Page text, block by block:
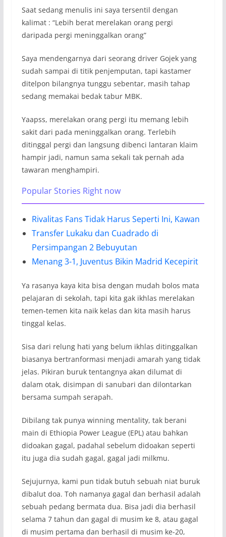
Saat sedang menulis ini saya tersentil dengan
kalimat : “Lebih berat merelakan orang pergi
daripada pergi meninggalkan orang”
Saya mendengarnya dari seorang driver Gojek yang
sudah sampai di titik penjemputan, tapi kastamer
ditelpon bilangnya tunggu sebentar, masih tahap
sedang memakai bedak tabur MBK.
Yaapss, merelakan orang pergi itu memang lebih
sakit dari pada meninggalkan orang. Terlebih
ditinggal pergi dan langsung dibenci lantaran klaim
hampir jadi, namun sama sekali tak pernah ada
tawaran menghampiri.
Popular Stories Right now
Rivalitas Fans Tidak Harus Seperti Ini, Kawan
Transfer Lukaku dan Cuadrado di
Persimpangan 2 Bebuyutan
Menang 3-1, Juventus Bikin Madrid Kecepirit
Ya rasanya kaya kita bisa dengan mudah bolos mata
pelajaran di sekolah, tapi kita gak ikhlas merelakan
temen-temen kita naik kelas dan kita masih harus
tinggal kelas.
Sisa dari relung hati yang belum ikhlas ditinggalkan
biasanya bertranformasi menjadi amarah yang tidak
jelas. Pikiran buruk tentangnya akan dilumat di
dalam otak, disimpan di sanubari dan dilontarkan
bersama sumpah serapah.
Dibilang tak punya winning mentality, tak berani
main di Ethiopia Power League (EPL) atau bahkan
didoakan gagal, padahal sebelum didoakan seperti
itu juga dia sudah gagal, gagal jadi milkmu.
Sejujurnya, kami pun tidak butuh sebuah niat buruk
dibalut doa. Toh namanya gagal dan berhasil adalah
sebuah pedang bermata dua. Bisa jadi dia berhasil
selama 7 tahun dan gagal di musim ke 8, atau gagal
di musim pertama dan berhasil di musim ke-20,